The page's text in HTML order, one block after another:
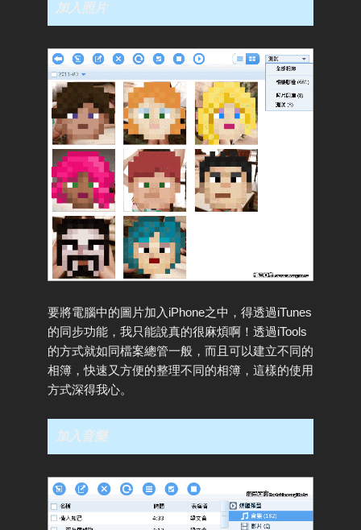
加入照片
要將電腦中的圖片加入iPhone之中，得透過iTunes
的同步功能，我只能說真的很麻煩啊！透過iTools
的方式就如同檔案總管一般，而且可以建立不同的
相簿，快速又方便的整理不同的相簿，這樣的使用
方式深得我心。
加入音樂